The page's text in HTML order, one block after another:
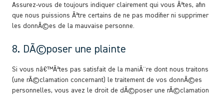
Assurez-vous de toujours indiquer clairement qui vous Ãªtes, afin
que nous puissions Ãªtre certains de ne pas modifier ni supprimer
les donnÃ©es de la mauvaise personne.
8. DÃ©poser une plainte
Si vous nâ€™Ãªtes pas satisfait de la maniÃ¨re dont nous traitons
(une rÃ©clamation concernant) le traitement de vos donnÃ©es
personnelles, vous avez le droit de dÃ©poser une rÃ©clamation